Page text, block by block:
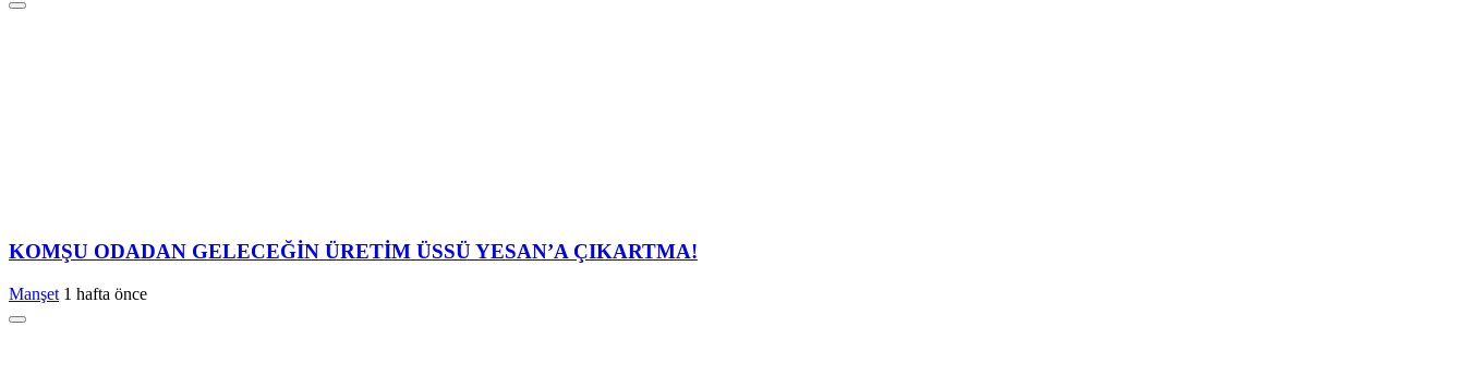
KOMŞU ODADAN GELECEĞİN ÜRETİM ÜSSÜ YESAN’A ÇIKARTMA!
Manşet 1 hafta önce